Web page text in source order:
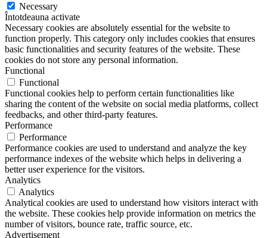
Necessary
Întotdeauna activate
Necessary cookies are absolutely essential for the website to
function properly. This category only includes cookies that ensures
basic functionalities and security features of the website. These
cookies do not store any personal information.
Functional
Functional
Functional cookies help to perform certain functionalities like
sharing the content of the website on social media platforms, collect
feedbacks, and other third-party features.
Performance
Performance
Performance cookies are used to understand and analyze the key
performance indexes of the website which helps in delivering a
better user experience for the visitors.
Analytics
Analytics
Analytical cookies are used to understand how visitors interact with
the website. These cookies help provide information on metrics the
number of visitors, bounce rate, traffic source, etc.
Advertisement